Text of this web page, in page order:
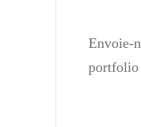
Envoie-
portfolio